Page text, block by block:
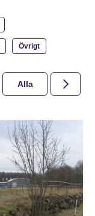
Övrigt
Alla 2026